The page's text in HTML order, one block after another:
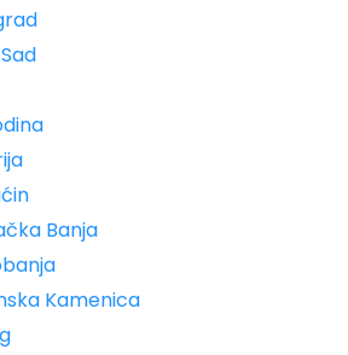
Banja
Kamenica